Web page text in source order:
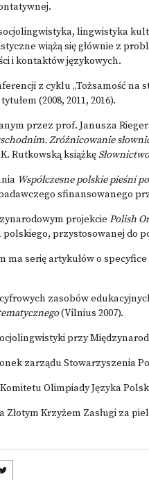
lingwistyka
wiążą się głównie z
i kontaktów językowych.
z cyklu „Tożsamość
(2008, 2011, 2016).
przez prof. Janusza
Zróżnicowanie
Rutkowską książkę
Współczesne polskie pieśni
sfinansowanego
projekcie Polish
przystosowanej do
ma serię artykułów o
zasobów
(Vilnius 2007).
przy
zarządu Stowarzyszenia
Olimpiady Języka
Złotym Krzyżem Zasługi za